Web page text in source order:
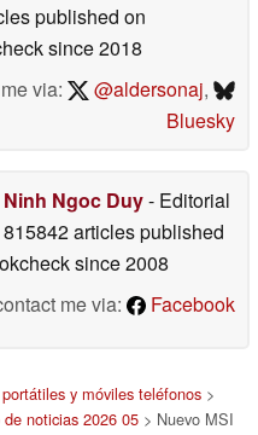
published on
since 2018
via:
@aldersonaj,
Bluesky
Ninh Ngoc Duy- Editorial
articles published
since 2008
me via:
Facebook
y móviles teléfonos >
de noticias 2026 05 > Nuevo MSI